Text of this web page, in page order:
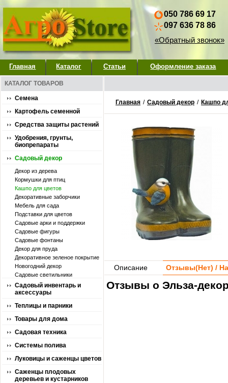
050 786 69 17
097 636 78 86
«Обратный звонок»
Главная Каталог Статьи Оформление заказа
КАТАЛОГ ТОВАРОВ
Семена
Картофель семенной
Средства защиты растений
Удобрения, грунты,
биопрепараты
Садовый декор
Декор из дерева
Кормушки для птиц
Кашпо для цветов
Декоративные заборчики
Мебель для сада
Подставки для цветов
Садовые арки и поддержки
Садовые фигуры
Садовые фонтаны
Декор для пруда
Декоративное зеленое покрытие
Новогодний декор
Садовые светильники
Садовый инвентарь и
аксессуары
Теплицы и парники
Товары для дома
Садовая техника
Системы полива
Луковицы и саженцы цветов
Саженцы плодовых
деревьев и кустарников
Главная / Садовый декор / Кашпо
Описание Отзывы(Нет) /
Отзывы о Эльза-